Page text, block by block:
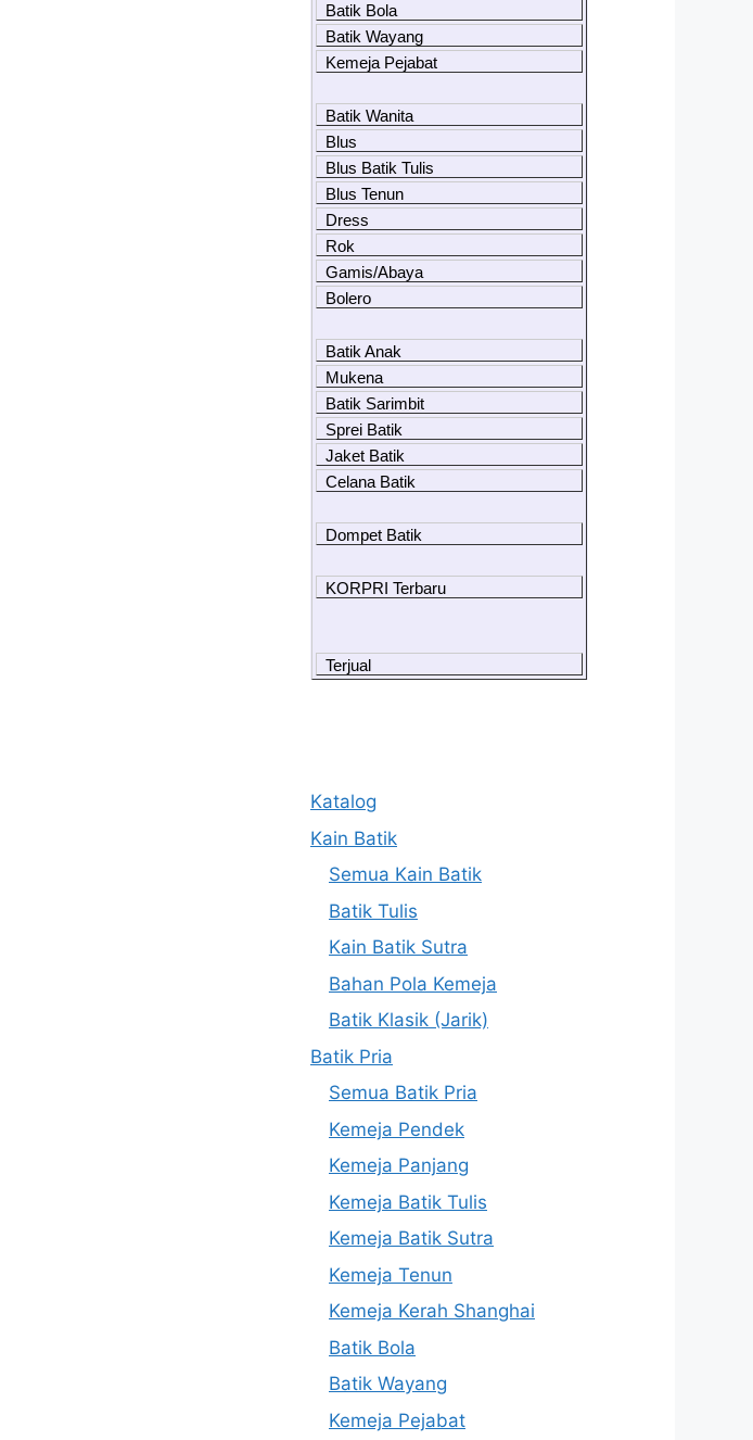
Batik Bola
Batik Wayang
Kemeja Pejabat
Batik Wanita
Blus
Blus Batik Tulis
Blus Tenun
Dress
Rok
Gamis/Abaya
Bolero
Batik Anak
Mukena
Batik Sarimbit
Sprei Batik
Jaket Batik
Celana Batik
Dompet Batik
KORPRI Terbaru
Terjual
Katalog
Kain Batik
Semua Kain Batik
Batik Tulis
Kain Batik Sutra
Bahan Pola Kemeja
Batik Klasik (Jarik)
Batik Pria
Semua Batik Pria
Kemeja Pendek
Kemeja Panjang
Kemeja Batik Tulis
Kemeja Batik Sutra
Kemeja Tenun
Kemeja Kerah Shanghai
Batik Bola
Batik Wayang
Kemeja Pejabat